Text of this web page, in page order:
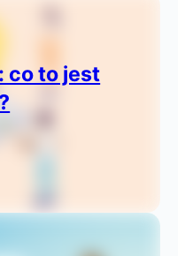
co to jest